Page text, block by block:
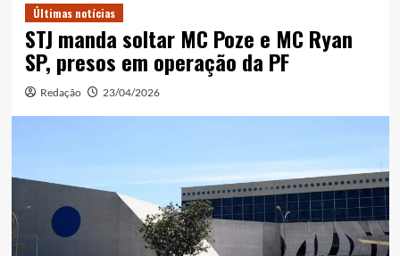
Últimas notícias
STJ manda soltar MC Poze e MC Ryan
SP, presos em operação da PF
Redação 23/04/2026